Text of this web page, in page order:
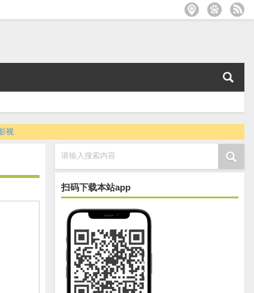
视
请输入搜索内容
扫码下载本站app